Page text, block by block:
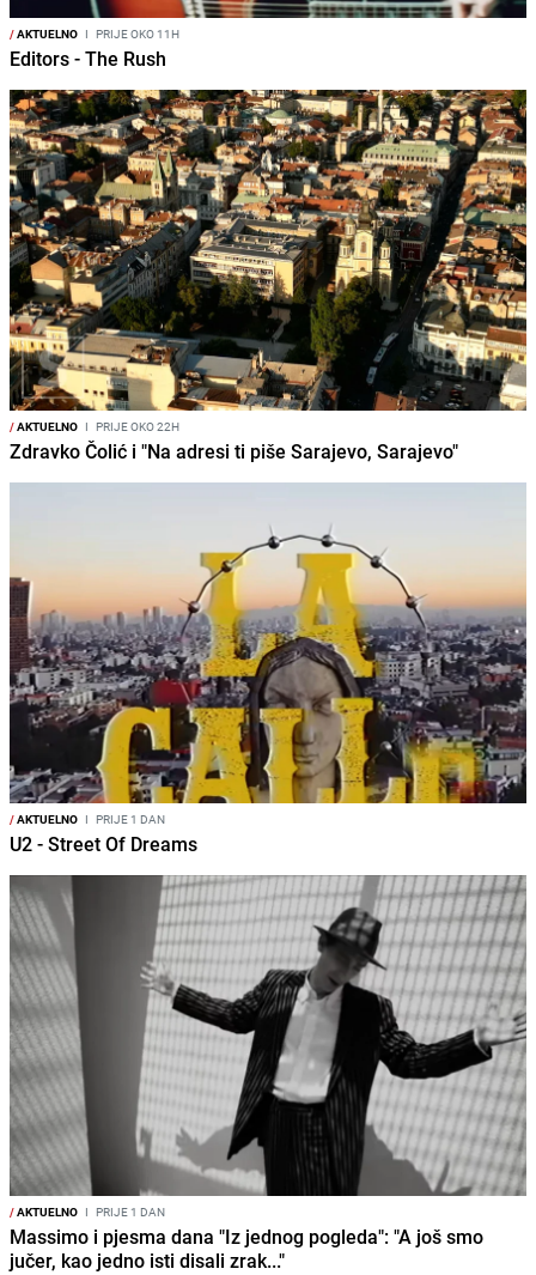
/AKTUELNO I PRIJE OKO 11H
Editors - The Rush
/AKTUELNO I PRIJE OKO 22H
Zdravko Čolić i "Na adresi ti piše Sarajevo, Sarajevo"
/AKTUELNO I PRIJE 1 DAN
U2 - Street Of Dreams
/AKTUELNO I PRIJE 1 DAN
Massimo i pjesma dana "Iz jednog pogleda": "A još smo
jučer, kao jedno isti disali zrak..."